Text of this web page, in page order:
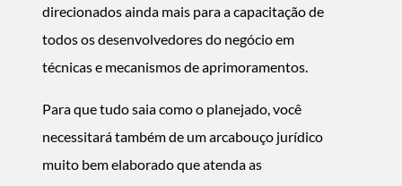
direcionados ainda mais para a capacitação de
todos os desenvolvedores do negócio em
técnicas e mecanismos de aprimoramentos.
Para que tudo saia como o planejado, você
necessitará também de um arcabouço jurídico
muito bem elaborado que atenda as